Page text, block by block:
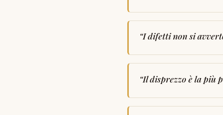
“I difetti non si
“Il disprezzo è la più